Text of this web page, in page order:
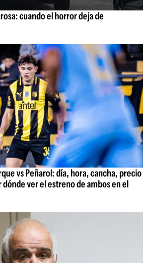
cuando el horror deja de
vs Peñarol: día, hora, cancha, precio
dónde ver el estreno de ambos en el